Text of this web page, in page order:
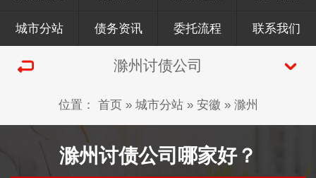
城市分站 债务资讯 委托流程 联系我们
滁州讨债公司
位置： 首页» 城市分站» 安徽 » 滁州
滁州讨债公司哪家好？